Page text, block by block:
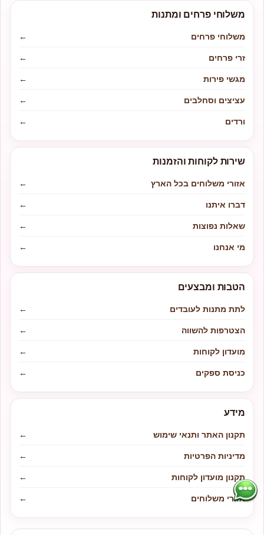
משלוחי פרחים ומתנות
משלוחי פרחים
←
זרי פרחים
←
מגשי פירות
←
עציצים וסחלבים
←
ורדים
←
שירות לקוחות והזמנות
אזורי משלוחים בכל הארץ
←
דברו איתנו
←
שאלות נפוצות
←
מי אנחנו
←
הטבות ומבצעים
לתת מתנות לעובדים
←
הצטרפות להשווה
←
מועדון לקוחות
←
כניסת ספקים
←
מידע
תקנון האתר ותנאי שימוש
←
מדיניות הפרטיות
←
תקנון מועדון לקוחות
←
אזורי משלוחים
←